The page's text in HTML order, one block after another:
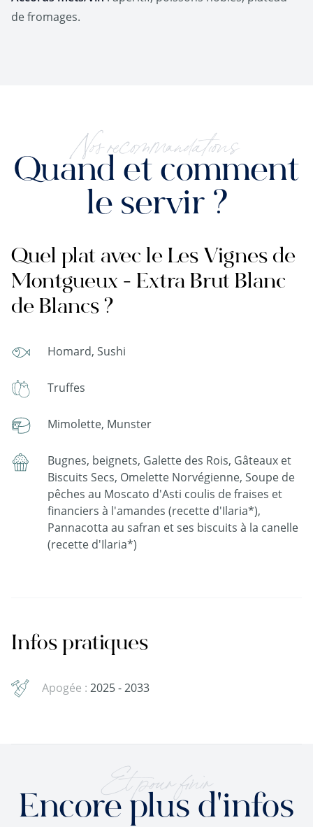
de fromages.
Nos recommandations
Quand et comment
le servir ?
Quel plat avec le Les Vignes de
Montgueux - Extra Brut Blanc
de Blancs ?
Homard, Sushi
Truffes
Mimolette, Munster
Bugnes, beignets, Galette des Rois, Gâteaux et
Biscuits Secs, Omelette Norvégienne, Soupe de
pêches au Moscato d'Asti coulis de fraises et
financiers à l'amandes (recette d'Ilaria*),
Pannacotta au safran et ses biscuits à la canelle
(recette d'Ilaria*)
Infos pratiques
Apogée : 2025 - 2033
Et pour finir
Encore plus d'infos